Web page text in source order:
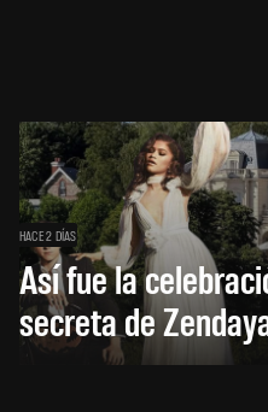
HACE 2 DÍAS
Así fue la
secreta de